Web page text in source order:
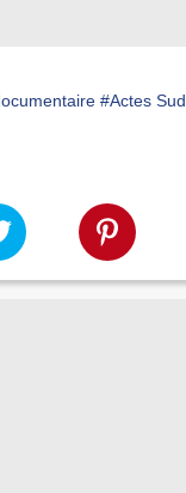
#Actes Sud